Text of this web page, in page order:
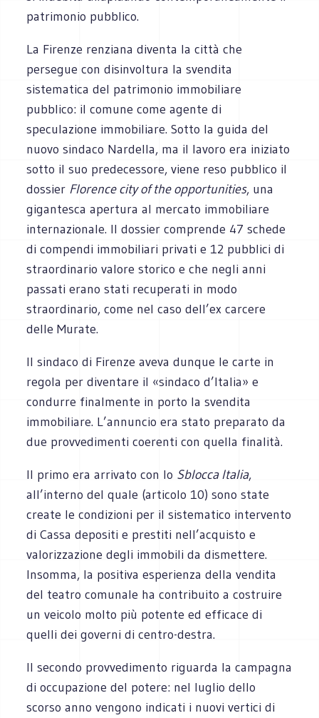
patrimonio pubblico.
La Firenze renziana diventa la città che
persegue con disinvoltura la svendita
sistematica del patrimonio immobiliare
pubblico: il comune come agente di
speculazione immobiliare. Sotto la guida del
nuovo sindaco Nardella, ma il lavoro era iniziato
sotto il suo predecessore, viene reso pubblico il
dossier Florence city of the opportunities, una
gigantesca apertura al mercato immobiliare
internazionale. Il dossier comprende 47 schede
di compendi immobiliari privati e 12 pubblici di
straordinario valore storico e che negli anni
passati erano stati recuperati in modo
straordinario, come nel caso dell’ex carcere
delle Murate.
Il sindaco di Firenze aveva dunque le carte in
regola per diventare il «sindaco d’Italia» e
condurre finalmente in porto la svendita
immobiliare. L’annuncio era stato preparato da
due provvedimenti coerenti con quella finalità.
Il primo era arrivato con lo Sblocca Italia,
all’interno del quale (articolo 10) sono state
create le condizioni per il sistematico intervento
di Cassa depositi e prestiti nell’acquisto e
valorizzazione degli immobili da dismettere.
Insomma, la positiva esperienza della vendita
del teatro comunale ha contribuito a costruire
un veicolo molto più potente ed efficace di
quelli dei governi di centro-destra.
Il secondo provvedimento riguarda la campagna
di occupazione del potere: nel luglio dello
scorso anno vengono indicati i nuovi vertici di